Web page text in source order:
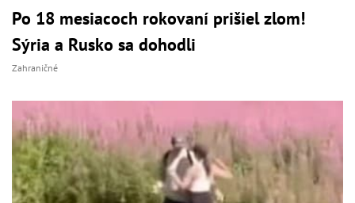
Po 18 mesiacoch rokovaní prišiel zlom!
Sýria a Rusko sa dohodli
Zahraničné